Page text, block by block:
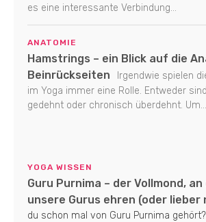
es eine interessante Verbindung...
ANATOMIE
Hamstrings – ein Blick auf die
Beinrückseiten
Irgendwie spielen
im Yoga immer eine Rolle. Entweder
gedehnt oder chronisch überdehnt. Um...
YOGA WISSEN
Guru Purnima – der Vollmond,
unsere Gurus ehren (oder lieber
du schon mal von Guru Purnima